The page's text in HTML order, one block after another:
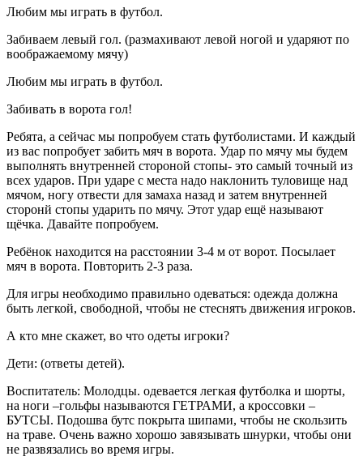
Любим мы играть в футбол.
Забиваем левый гол. (размахивают левой ногой и ударяют по
воображаемому мячу)
Любим мы играть в футбол.
Забивать в ворота гол!
Ребята, а сейчас мы попробуем стать футболистами. И каждый
из вас попробует забить мяч в ворота. Удар по мячу мы будем
выполнять внутренней стороной стопы- это самый точный из
всех ударов. При ударе с места надо наклонить туловище над
мячом, ногу отвести для замаха назад и затем внутренней
сторонй стопы ударить по мячу. Этот удар ещё называют
щёчка. Давайте попробуем.
Ребёнок находится на расстоянии 3-4 м от ворот. Посылает
мяч в ворота. Повторить 2-3 раза.
Для игры необходимо правильно одеваться: одежда должна
быть легкой, свободной, чтобы не стеснять движения игроков.
А кто мне скажет, во что одеты игроки?
Дети: (ответы детей).
Воспитатель: Молодцы. одевается легкая футболка и шорты,
на ноги –гольфы называются ГЕТРАМИ, а кроссовки –
БУТСЫ. Подошва бутс покрыта шипами, чтобы не скользить
на траве. Очень важно хорошо завязывать шнурки, чтобы они
не развязались во время игры.